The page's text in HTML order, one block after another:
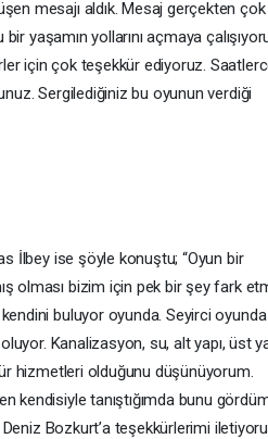
mesajı aldık. Mesaj gerçekten çok
yaşamın yollarını açmaya
için çok teşekkür ediyoruz.
Sergilediğiniz bu oyunun verdiği
İlbey ise şöyle konuştu; “Oyun bir
olması bizim için pek bir şey fark
buluyor oyunda. Seyirci oyunda
Kanalizasyon, su, alt yapı, üst
hizmetleri olduğunu düşünüyorum.
kendisiyle tanıştığımda bunu
Bozkurt’a teşekkürlerimi